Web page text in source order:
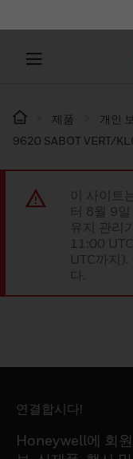
제품 개인
9620 SABOT VERT/
이 사이트
터 8월 9
유지 관리
11:00
UTC까지).
다.
연결합시다!
Honeywell에 회